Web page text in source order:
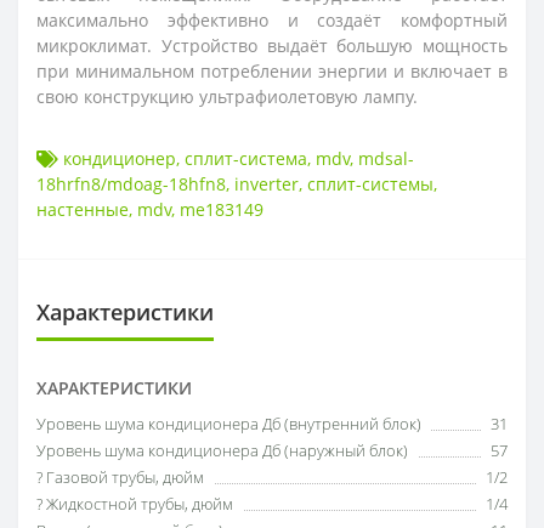
максимально эффективно и создаёт комфортный
микроклимат. Устройство выдаёт большую мощность
при минимальном потреблении энергии и включает в
свою конструкцию ультрафиолетовую лампу.
кондиционер, сплит-система, mdv, mdsal-
18hrfn8/mdoag-18hfn8, inverter, сплит-системы,
настенные, mdv, me183149
Характеристики
ХАРАКТЕРИСТИКИ
Уровень шума кондиционера Дб (внутренний блок)
31
Уровень шума кондиционера Дб (наружный блок)
57
? Газовой трубы, дюйм
1/2
? Жидкостной трубы, дюйм
1/4